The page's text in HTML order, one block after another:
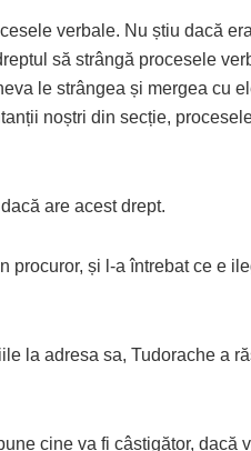
verbale. Nu știu dacă
să strângă procesele
le strângea și mergea cu
noștri din secție,
are acest drept.
procuror, și l-a întrebat ce e
la adresa sa, Tudorache a
cine va fi câștigător, dacă